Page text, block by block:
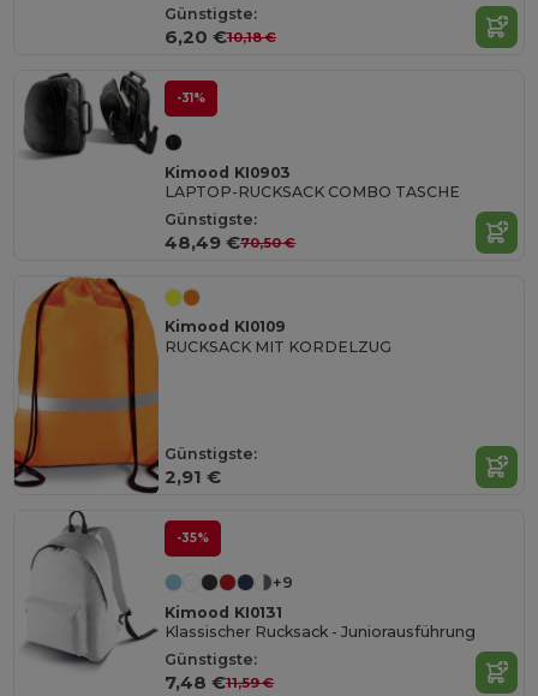
Günstigste:
6,20 €10,18 €
-31%
Kimood KI0903
LAPTOP-RUCKSACK COMBO TASCHE
Günstigste:
48,49 €70,50 €
Kimood KI0109
RUCKSACK MIT KORDELZUG
Günstigste:
2,91 €
-35%
+9
Kimood KI0131
Klassischer Rucksack - Juniorausführung
Günstigste:
7,48 €11,59 €